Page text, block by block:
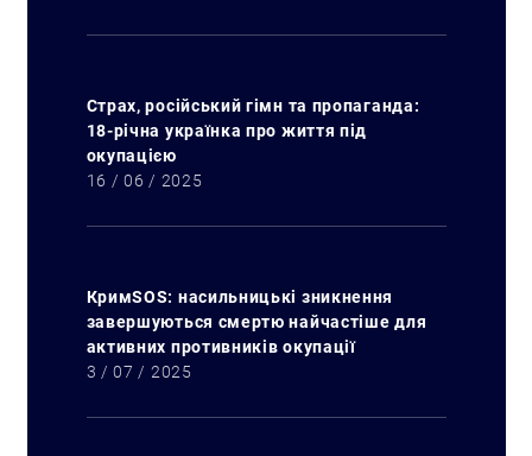
Страх, російський гімн та пропаганда:
18-річна українка про життя під
окупацією
16 / 06 / 2025
КримSOS: насильницькі зникнення
завершуються смертю найчастіше для
активних противників окупації
3 / 07 / 2025